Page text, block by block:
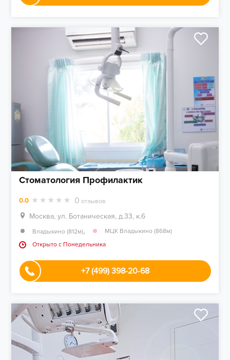
Стоматология Профилактик
0.0 0 отзывов
Москва, ул. Ботаническая, д.33, к.6
Владыкино (812м),
МЦК Владыкино (868м)
Открыто c Понедельника
+7 (499) 398-20-68